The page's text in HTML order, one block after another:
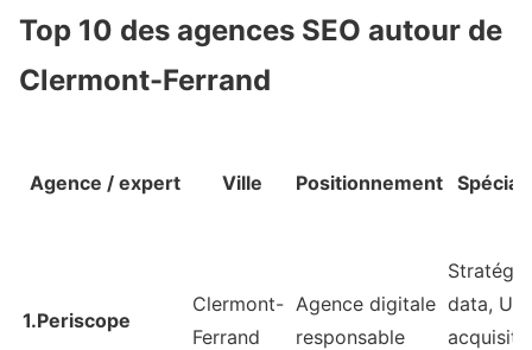
Top 10 des agences SEO autour de
Clermont-Ferrand
Agence / expert Ville Positionnement
1.Periscope
Clermont-
Ferrand
Agence digitale
responsable
data, UX,